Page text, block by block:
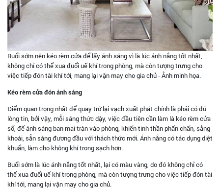
Buổi sớm nên kéo rèm cửa để lấy ánh sáng vì là lúc ánh nắng tốt nhất,
không chỉ có thể xua đuổi uế khí trong phòng, mà còn tượng trưng cho
việc tiếp đón tài khí tới, mang lại vận may cho gia chủ - Ảnh minh họa.
Kéo rèm cửa đón ánh sáng
Điểm quan trọng nhất để quay trở lại vạch xuất phát chính là phải có đủ
lòng tin, bởi vậy, mỗi sáng thức dậy, việc đầu tiên cần làm là kéo rèm cửa
sổ, để ánh sáng ban mai tràn vào phòng, khiến tinh thần phấn chấn, sảng
khoái, sẵn sàng đương đầu với thách thức mới. Ánh nắng có tác dụng diệt
khuẩn, làm cho không khí trong sạch hơn.
Buổi sớm là lúc ánh nắng tốt nhất, lại có màu vàng, do đó không chỉ có
thể xua đuổi uế khí trong phòng, mà còn tượng trưng cho việc tiếp đón tài
khí tới, mang lại vận may cho gia chủ.